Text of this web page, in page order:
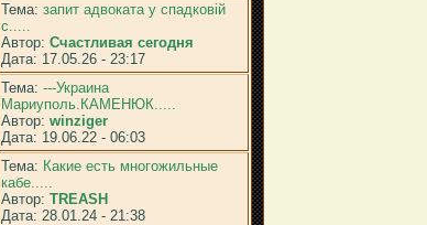
Тема: запит адвоката у спадковій
с.....
Автор: Счастливая сегодня
Дата: 17.05.26 - 23:17
Тема: ---Украина
Мариуполь.КАМЕНЮК.....
Автор: winziger
Дата: 19.06.22 - 06:03
Тема: Какие есть многожильные
кабе.....
Автор: TREASH
Дата: 28.01.24 - 21:38